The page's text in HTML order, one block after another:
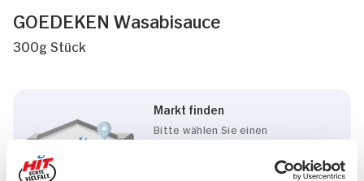
GOEDEKEN Wasabisauce
300g Stück
Markt finden
Bitte wählen Sie einen
um lokale Informationen zu